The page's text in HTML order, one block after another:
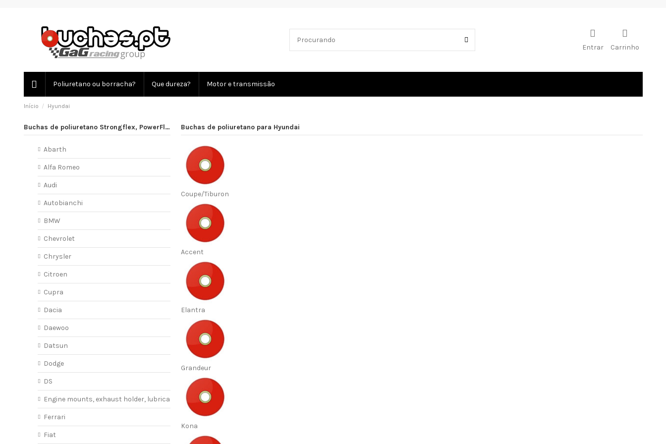
Entrar Carrinho
Poliuretano ou borracha? Que dureza? Motor e transmissão
Início Hyundai
Buchas de poliuretano para Hyundai
Coupe/Tiburon
Accent
Elantra
Grandeur
Kona
Buchas de poliuretano Strongflex, PowerFlex
Abarth
Alfa Romeo
Audi
Autobianchi
BMW
Chevrolet
Chrysler
Citroen
Cupra
Dacia
Daewoo
Datsun
Dodge
DS
Engine mounts, exhaust holder, lubricant
Ferrari
Fiat